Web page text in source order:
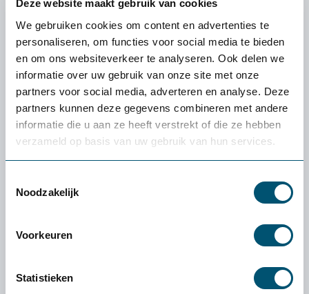
Deze website maakt gebruik van cookies
We gebruiken cookies om content en advertenties te
personaliseren, om functies voor social media te bieden
en om ons websiteverkeer te analyseren. Ook delen we
informatie over uw gebruik van onze site met onze
partners voor social media, adverteren en analyse. Deze
partners kunnen deze gegevens combineren met andere
informatie die u aan ze heeft verstrekt of die ze hebben
verzameld op basis van uw gebruik van hun services.
Noodzakelijk
Voorkeuren
Statistieken
Ergodesk Pro Industry E2T
1.949,-
écht bij jou past: de
proefplaatsing van